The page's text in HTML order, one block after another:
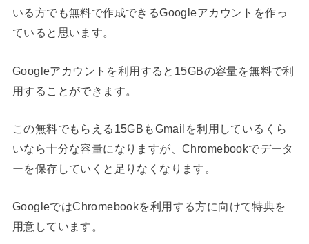
いる方でも無料で作成できるGoogleアカウントを作っ
ていると思います。
Googleアカウントを利用すると15GBの容量を無料で利
用することができます。
この無料でもらえる15GBもGmailを利用しているくら
いなら十分な容量になりますが、Chromebookでデータ
ーを保存していくと足りなくなります。
GoogleではChromebookを利用する方に向けて特典を
用意しています。